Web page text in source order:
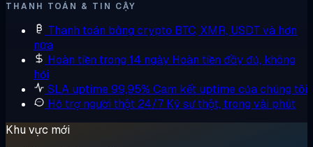
THANH TOÁN & TIN CẬY
Thanh toán bằng crypto BTC, XMR, USDT và hơn
nữa
Hoàn tiền trong 14 ngày Hoàn tiền đầy đủ, không
hỏi
SLA uptime 99,95% Cam kết uptime của chúng tôi
Hỗ trợ người thật 24/7 Kỹ sư thật, trong vài phút
Khu vực mới